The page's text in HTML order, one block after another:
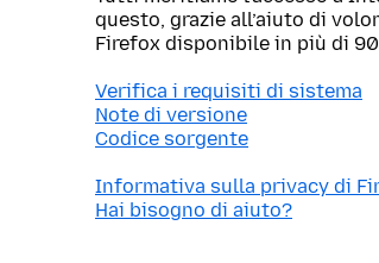
questo, grazie all’aiuto di
Firefox disponibile in più di
Verifica i requisiti di sistema
Note di versione
Codice sorgente
Informativa sulla privacy di
Hai bisogno di aiuto?